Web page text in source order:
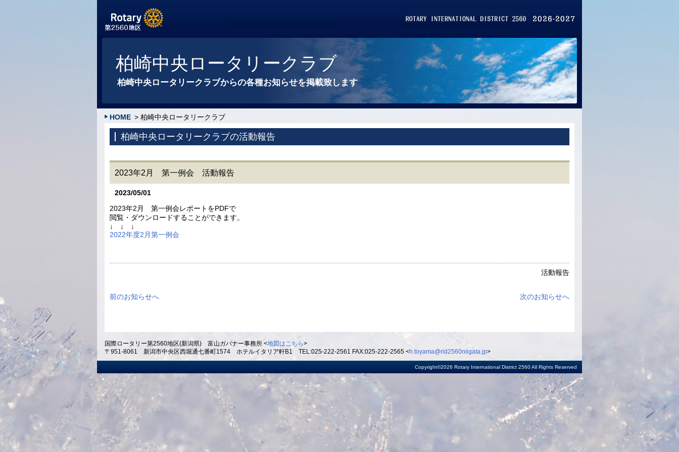
柏崎中央ロータリークラブ
柏崎中央ロータリークラブからの各種お知らせを掲載致します
HOME > 柏崎中央ロータリークラブ
柏崎中央ロータリークラブの活動報告
2023年2月 第一例会 活動報告
2023/05/01
2023年2月 第一例会レポートをPDFで
閲覧・ダウンロードすることができます。
↓ ↓ ↓
2022年度2月第一例会
活動報告
前のお知らせへ 次のお知らせへ
国際ロータリー第2560地区(新潟県) 富山ガバナー事務所 <地図はこちら>
〒951-8061 新潟市中央区西堀通七番町1574 ホテルイタリア軒B1 TEL:025-222-2561 FAX:025-222-2565 <h.toyama@rid2560niigata.jp>
Copyright©2026 Rotary International District 2560 All Rights Reserved